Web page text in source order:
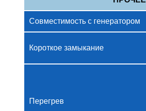
Совместимость с генератором
Короткое замыкание
Перегрев